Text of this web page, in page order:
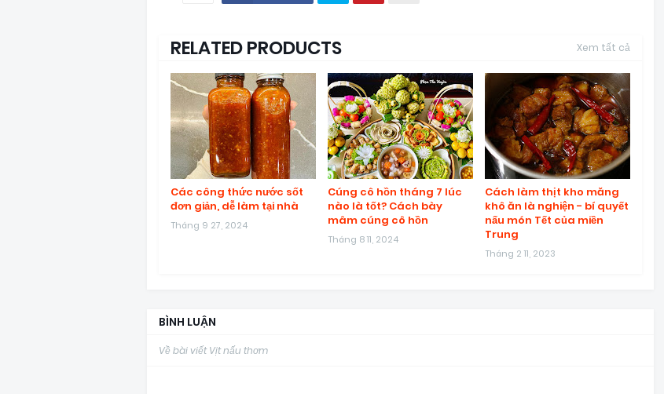
RELATED PRODUCTS Xem tất cả
Các công thức nước sốt
đơn giản, dễ làm tại nhà
Tháng 9 27, 2024
Cúng cô hồn tháng 7 lúc
nào là tốt? Cách bày
mâm cúng cô hồn
Tháng 8 11, 2024
Cách làm thịt kho măng
khô ăn là nghiện - bí quyết
nấu món Tết của miền
Trung
Tháng 2 11, 2023
BÌNH LUẬN
Về bài viết Vịt nấu thơm